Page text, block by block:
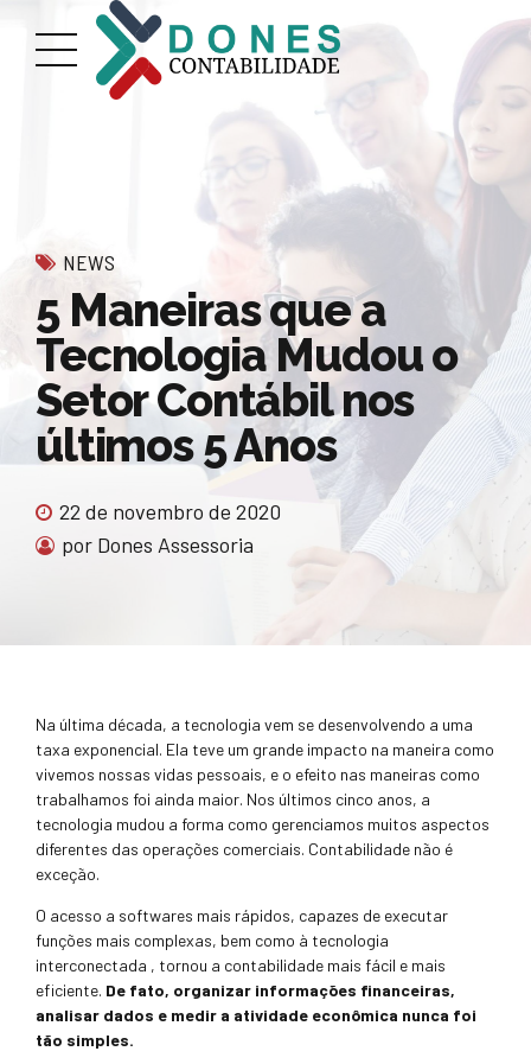
NEWS
5 Maneiras que a
Tecnologia Mudou o
Setor Contábil nos
últimos 5 Anos
22 de novembro de 2020
por Dones Assessoria
Na última década, a tecnologia vem se desenvolvendo a uma
taxa exponencial. Ela teve um grande impacto na maneira como
vivemos nossas vidas pessoais, e o efeito nas maneiras como
trabalhamos foi ainda maior. Nos últimos cinco anos, a
tecnologia mudou a forma como gerenciamos muitos aspectos
diferentes das operações comerciais. Contabilidade não é
exceção.
O acesso a softwares mais rápidos, capazes de executar
funções mais complexas, bem como à tecnologia
interconectada , tornou a contabilidade mais fácil e mais
eficiente. De fato, organizar informações financeiras,
analisar dados e medir a atividade econômica nunca foi
tão simples.